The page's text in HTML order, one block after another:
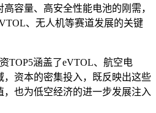
容量、高安全性能电池的刚需，
、无人机等赛道发展的关键
TOP5涵盖了eVTOL、航空电
资本的密集投入，既反映出这些
也为低空经济的进一步发展注入